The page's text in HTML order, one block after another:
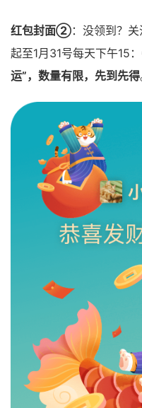
红包封面②：没领到？
起至1月31号每天下午15：
运”，数量有限，先到先得